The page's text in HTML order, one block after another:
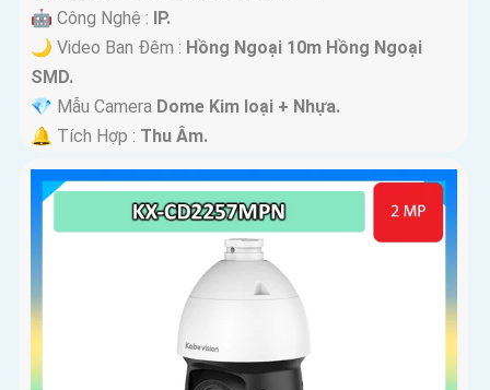
🤖️ Công Nghệ : IP.
🌙 Video Ban Đêm : Hồng Ngoại 10m Hồng Ngoại
SMD.
💎 Mẫu Camera Dome Kim loại + Nhựa.
️🔔 Tích Hợp : Thu Âm.